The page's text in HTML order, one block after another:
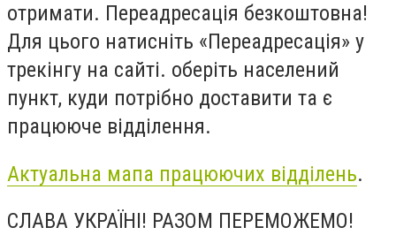
отримати. Переадресація безкоштовна!
Для цього натисніть «Переадресація» у
трекінгу на сайті. оберіть населений
пункт, куди потрібно доставити та є
працююче відділення.
Актуальна мапа працюючих відділень.
СЛАВА УКРАЇНІ! РАЗОМ ПЕРЕМОЖЕМО!